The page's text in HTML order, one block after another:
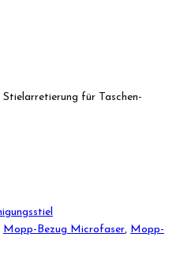
für Taschen-
Mopp-Bezug Microfaser, Mopp-